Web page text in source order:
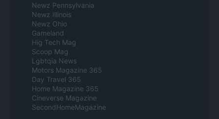
Newz Pennsylvania
Newz Illinois
Newz Ohio
Gameland
Hig Tech Mag
Scoop Mag
Lgbtqia News
Motors Magazine 365
Day Travel 365
Home Magazine 365
Cineverse Magazine
SecondHomeMagazine